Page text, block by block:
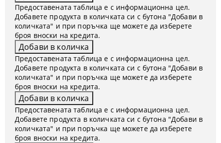
Предоставената таблица е с информационна цел.
Добавете продукта в количката си с бутона "Добави в
количката" и при поръчка ще можете да изберете
броя вноски на кредита.
Предоставената таблица е с информационна цел.
Добавете продукта в количката си с бутона "Добави в
количката" и при поръчка ще можете да изберете
броя вноски на кредита.
Предоставената таблица е с информационна цел.
Добавете продукта в количката си с бутона "Добави в
количката" и при поръчка ще можете да изберете
броя вноски на кредита.